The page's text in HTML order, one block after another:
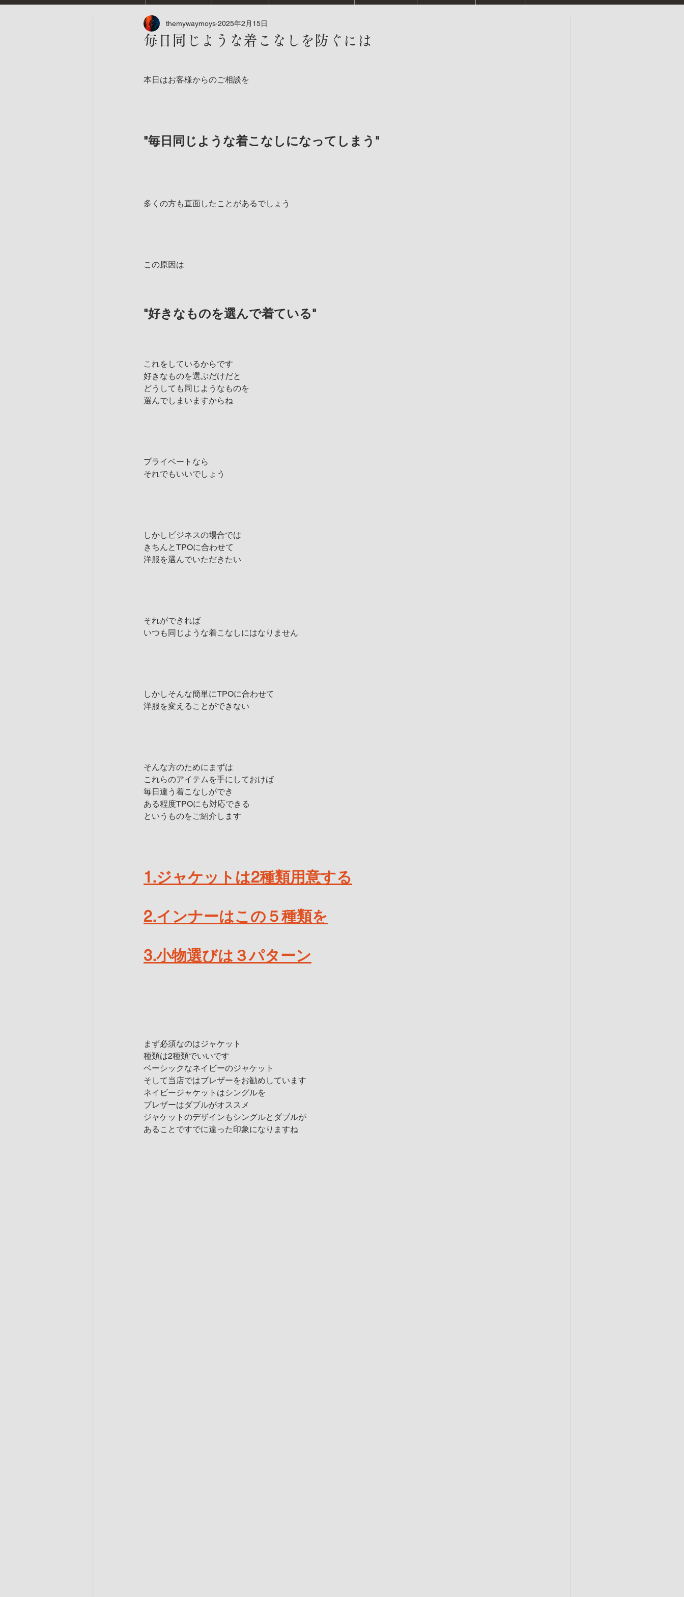
毎日同じような着こなしを防ぐには
themywaymoys 2025年2月15日
本日はお客様からのご相談を
"毎日同じような着こなしになってしまう"
多くの方も直面したことがあるでしょう
この原因は
"好きなものを選んで着ている"
これをしているからです
好きなものを選ぶだけだと
どうしても同じようなものを
選んでしまいますからね
プライベートなら
それでもいいでしょう
しかしビジネスの場合では
きちんとTPOに合わせて
洋服を選んでいただきたい
それができれば
いつも同じような着こなしにはなりません
しかしそんな簡単にTPOに合わせて
洋服を変えることができない
そんな方のためにまずは
これらのアイテムを手にしておけば
毎日違う着こなしができ
ある程度TPOにも対応できる
というものをご紹介します
1.ジャケットは2種類用意する
2.インナーはこの５種類を
3.小物選びは３パターン
まず必須なのはジャケット
種類は2種類でいいです
ベーシックなネイビーのジャケット
そして当店ではブレザーをお勧めしています
ネイビージャケットはシングルを
ブレザーはダブルがオススメ
ジャケットのデザインもシングルとダブルが
あることですでに違った印象になりますね